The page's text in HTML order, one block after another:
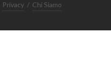
Privacy / Chi Siamo